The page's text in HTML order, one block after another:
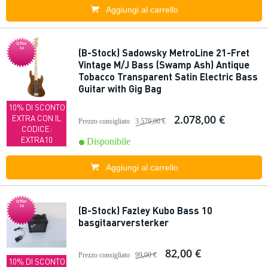
Aggiungi al carrello
Offer
ta
10% DI SCONTO
EXTRA CON IL
CODICE:
EXTRA10
(B-Stock) Sadowsky MetroLine 21-Fret
Vintage M/J Bass (Swamp Ash) Antique
Tobacco Transparent Satin Electric Bass
Guitar with Gig Bag
Prezzo consigliato 3.579,00 € 2.078,00 €
Disponibile
Aggiungi al carrello
Offer
ta
10% DI SCONTO
(B-Stock) Fazley Kubo Bass 10
basgitaarversterker
Prezzo consigliato 99,00 € 82,00 €